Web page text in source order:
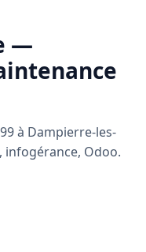
—
à Dampierre-les-
infogérance, Odoo.